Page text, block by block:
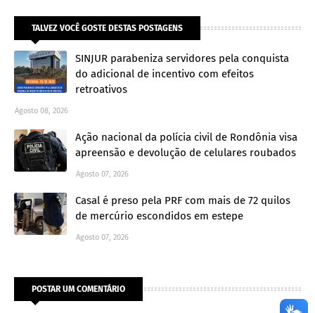
TALVEZ VOCÊ GOSTE DESTAS POSTAGENS
SINJUR parabeniza servidores pela conquista
do adicional de incentivo com efeitos
retroativos
Agosto 08, 2026
Ação nacional da polícia civil de Rondônia visa
apreensão e devolução de celulares roubados
Agosto 07, 2026
Casal é preso pela PRF com mais de 72 quilos
de mercúrio escondidos em estepe
Agosto 07, 2026
POSTAR UM COMENTÁRIO